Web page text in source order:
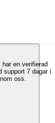
har en verifierad
support 7 dagar i
oss.